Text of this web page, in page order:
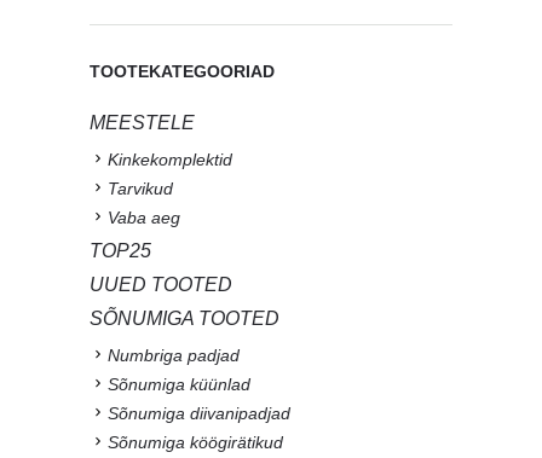
TOOTEKATEGOORIAD
MEESTELE
Kinkekomplektid
Tarvikud
Vaba aeg
TOP25
UUED TOOTED
SÕNUMIGA TOOTED
Numbriga padjad
Sõnumiga küünlad
Sõnumiga diivanipadjad
Sõnumiga köögirätikud